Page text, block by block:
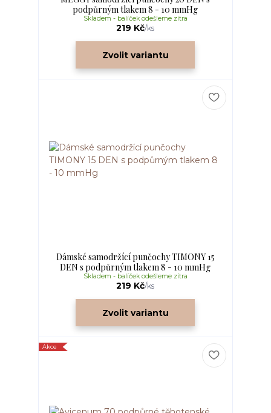
podpůrným tlakem 8 - 10 mmHg
219 Kč/ks
Skladem - balíček odešleme zítra
Zvolit variantu
Dámské samodržící punčochy TIMONY 15
DEN s podpůrným tlakem 8 - 10 mmHg
219 Kč/ks
Skladem - balíček odešleme zítra
Zvolit variantu
Akce